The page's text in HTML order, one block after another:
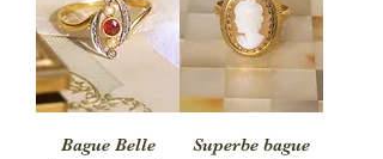
Bague Belle
Superbe bague